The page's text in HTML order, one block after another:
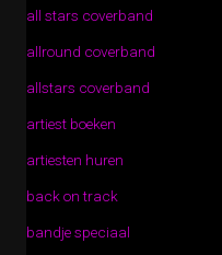
all stars coverband
allround coverband
allstars coverband
artiest boeken
artiesten huren
back on track
bandje speciaal